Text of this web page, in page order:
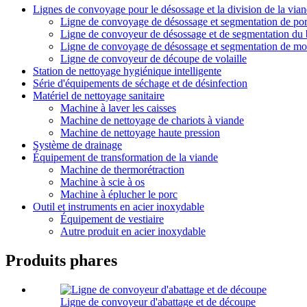
Lignes de convoyage pour le désossage et la division de la
Ligne de convoyage de désossage et segmentation de
Ligne de convoyeur de désossage et de segmentation du
Ligne de convoyage de désossage et segmentation de
Ligne de convoyeur de découpe de volaille
Station de nettoyage hygiénique intelligente
Série d'équipements de séchage et de désinfection
Matériel de nettoyage sanitaire
Machine à laver les caisses
Machine de nettoyage de chariots à viande
Machine de nettoyage haute pression
Système de drainage
Équipement de transformation de la viande
Machine de thermorétraction
Machine à scie à os
Machine à éplucher le porc
Outil et instruments en acier inoxydable
Équipement de vestiaire
Autre produit en acier inoxydable
Produits phares
Ligne de convoyeur d'abattage et de découpe